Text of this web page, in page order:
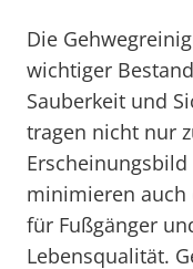
Die
wichtiger
Sauberkeit und
tragen nicht nur
minimieren auch
für Fußgänger
Lebensqualität.